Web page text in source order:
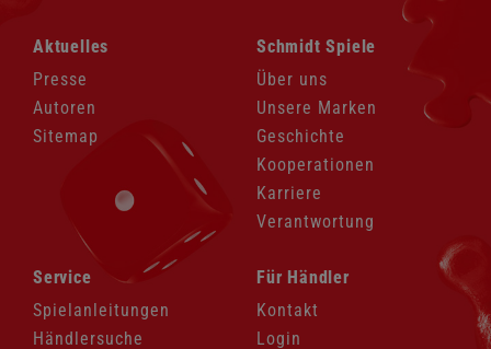
Navigation
überspringen
Aktuelles
Presse
Autoren
Sitemap
Navigation
überspringen
Schmidt Spiele
Über uns
Unsere Marken
Geschichte
Kooperationen
Karriere
Verantwortung
Navigation
überspringen
Service
Spielanleitungen
Händlersuche
Navigation
überspringen
Für Händler
Kontakt
Login